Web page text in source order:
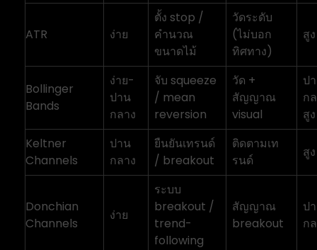
ATR ง่าย
ตั้ง stop /
คำนวณ
ขนาดไม้
วัดระดับ
(ไม่บอก
ทิศทาง)
สูง
Bollinger
Bands
ง่าย-
ปาน
กลาง
จับ squeeze
/ mean
reversion
วัด +
สัญญาณ
visual
ป
ก
สูง
Keltner
Channels
ปาน
กลาง
ยืนยันเทรนด์
/ breakout
ติดตามเท
รนด์
สูง
Donchian
Channels
ง่าย
ระบบ
breakout /
trend-
following
สัญญาณ
breakout
ป
ก